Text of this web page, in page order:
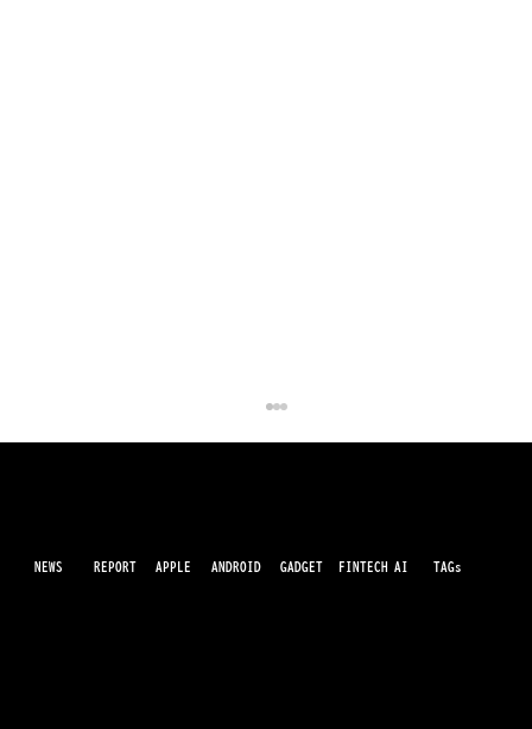
NEWS REPORT APPLE ANDROID GADGET FINTECH AI TAGs